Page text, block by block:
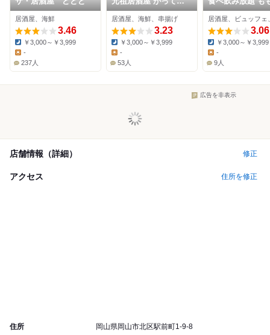
居酒屋、海鮮
3.46
Dinner:
￥3,000～￥3,999
-
237人
八兵衛 岡山駅前店
居酒屋、海鮮、串揚げ
3.23
Dinner:
￥3,000～￥3,999
Lunch:
-
53人
岡山駅前店
居酒屋、ビュッフェ
3.06
Dinner:
￥3,000～￥3,999
Lunch:
-
9人
広告を非表示
店舗情報（詳細） 修正
アクセス 住所を修正
住所 岡山県岡山市北区駅前町1-9-8